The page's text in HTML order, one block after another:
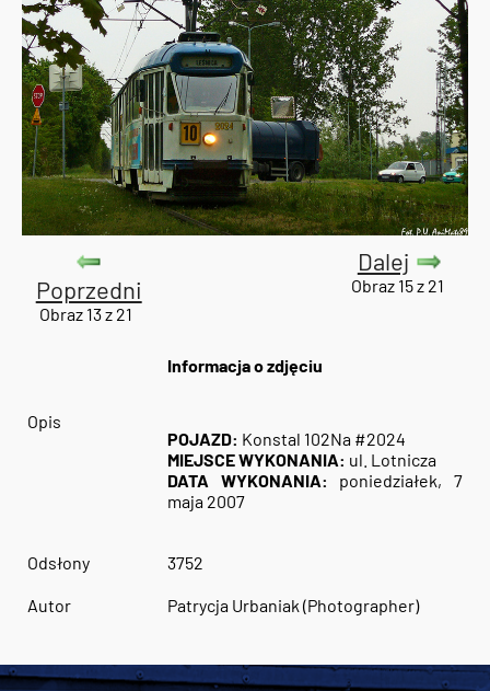
Poprzedni
Obraz 13 z 21
Dalej
Obraz 15 z 21
Informacja o zdjęciu
Opis
POJAZD: Konstal 102Na #2024
MIEJSCE WYKONANIA: ul. Lotnicza
DATA WYKONANIA: poniedziałek, 7
maja 2007
Odsłony 3752
Autor Patrycja Urbaniak (Photographer)